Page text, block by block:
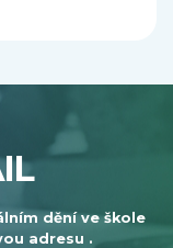
dění ve škole
adresu .